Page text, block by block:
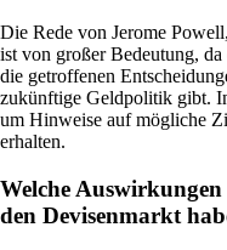
Die Rede von Jerome
ist von großer Bedeutung,
die getroffenen
zukünftige Geldpolitik gibt.
um Hinweise auf mögliche
erhalten.
Welche
den Devisenmarkt